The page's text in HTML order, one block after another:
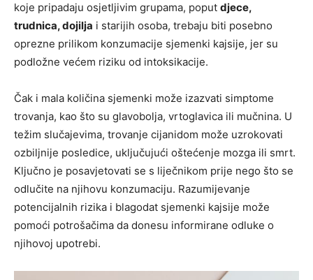
koje pripadaju osjetljivim grupama, poput djece,
trudnica, dojilja i starijih osoba, trebaju biti posebno
oprezne prilikom konzumacije sjemenki kajsije, jer su
podložne većem riziku od intoksikacije.
Čak i mala količina sjemenki može izazvati simptome
trovanja, kao što su glavobolja, vrtoglavica ili mučnina. U
težim slučajevima, trovanje cijanidom može uzrokovati
ozbiljnije posledice, uključujući oštećenje mozga ili smrt.
Ključno je posavjetovati se s liječnikom prije nego što se
odlučite na njihovu konzumaciju. Razumijevanje
potencijalnih rizika i blagodat sjemenki kajsije može
pomoći potrošačima da donesu informirane odluke o
njihovoj upotrebi.